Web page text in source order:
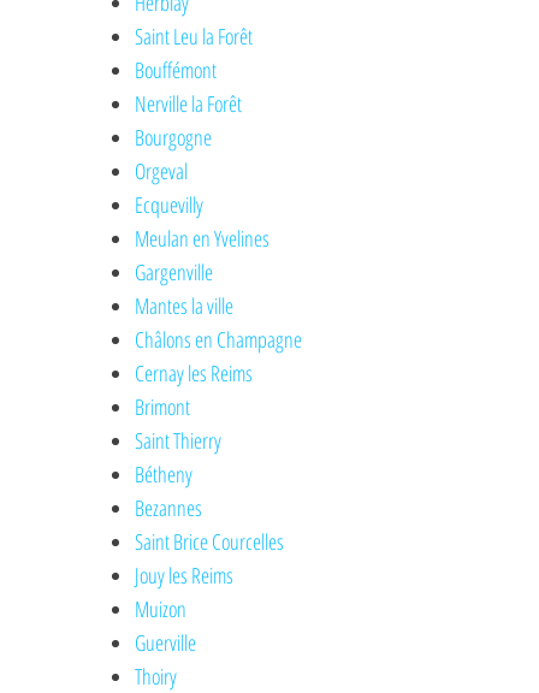
Saint Leu la Forêt
Bouffémont
Nerville la Forêt
Bourgogne
Orgeval
Ecquevilly
Meulan en Yvelines
Gargenville
Mantes la ville
Châlons en Champagne
Cernay les Reims
Brimont
Saint Thierry
Bétheny
Bezannes
Saint Brice Courcelles
Jouy les Reims
Muizon
Guerville
Thoiry